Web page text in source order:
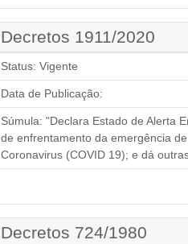
Decretos 1911/2020
Status: Vigente
Data de Publicação:
Súmula: "Declara Estado de Alerta
de enfrentamento da emergência
Coronavirus (COVID 19); e dá
Decretos 724/1980